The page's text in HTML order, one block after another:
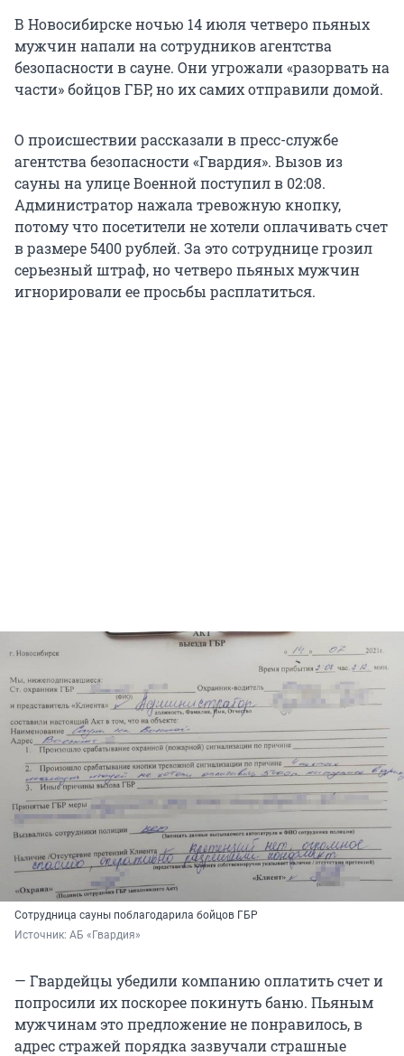
В Новосибирске ночью 14 июля четверо пьяных
мужчин напали на сотрудников агентства
безопасности в сауне. Они угрожали «разорвать на
части» бойцов ГБР, но их самих отправили домой.
О происшествии рассказали в пресс-службе
агентства безопасности «Гвардия». Вызов из
сауны на улице Военной поступил в 02:08.
Администратор нажала тревожную кнопку,
потому что посетители не хотели оплачивать счет
в размере 5400 рублей. За это сотруднице грозил
серьезный штраф, но четверо пьяных мужчин
игнорировали ее просьбы расплатиться.
Сотрудница сауны поблагодарила бойцов ГБР
Источник: АБ «Гвардия»
— Гвардейцы убедили компанию оплатить счет и
попросили их поскорее покинуть баню. Пьяным
мужчинам это предложение не понравилось, в
адрес стражей порядка зазвучали страшные